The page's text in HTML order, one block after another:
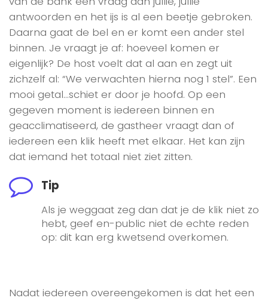
antwoorden en het ijs is al een beetje gebroken.
Daarna gaat de bel en er komt een ander stel
binnen. Je vraagt je af: hoeveel komen er
eigenlijk? De host voelt dat al aan en zegt uit
zichzelf al: “We verwachten hierna nog 1 stel”. Een
mooi getal…schiet er door je hoofd. Op een
gegeven moment is iedereen binnen en
geacclimatiseerd, de gastheer vraagt dan of
iedereen een klik heeft met elkaar. Het kan zijn
dat iemand het totaal niet ziet zitten.
Tip
Als je weggaat zeg dan dat je de klik niet zo
hebt, geef en-public niet de echte reden
op: dit kan erg kwetsend overkomen.
Nadat iedereen overeengekomen is dat het een